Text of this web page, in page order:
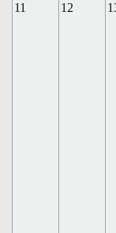
11 12